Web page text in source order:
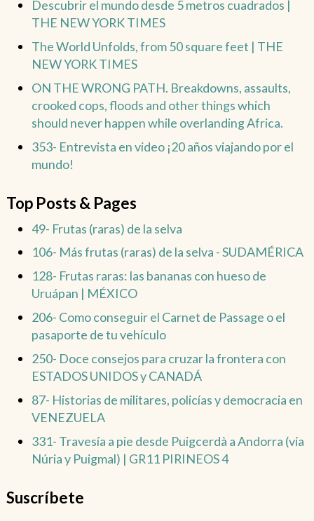
Descubrir el mundo desde 5 metros cuadrados |
THE NEW YORK TIMES
The World Unfolds, from 50 square feet | THE
NEW YORK TIMES
ON THE WRONG PATH. Breakdowns, assaults,
crooked cops, floods and other things which
should never happen while overlanding Africa.
353- Entrevista en video ¡20 años viajando por el
mundo!
Top Posts & Pages
49- Frutas (raras) de la selva
106- Más frutas (raras) de la selva - SUDAMÉRICA
128- Frutas raras: las bananas con hueso de
Uruápan | MÉXICO
206- Como conseguir el Carnet de Passage o el
pasaporte de tu vehículo
250- Doce consejos para cruzar la frontera con
ESTADOS UNIDOS y CANADÁ
87- Historias de militares, policías y democracia en
VENEZUELA
331- Travesía a pie desde Puigcerdà a Andorra (vía
Núria y Puigmal) | GR11 PIRINEOS 4
Suscríbete